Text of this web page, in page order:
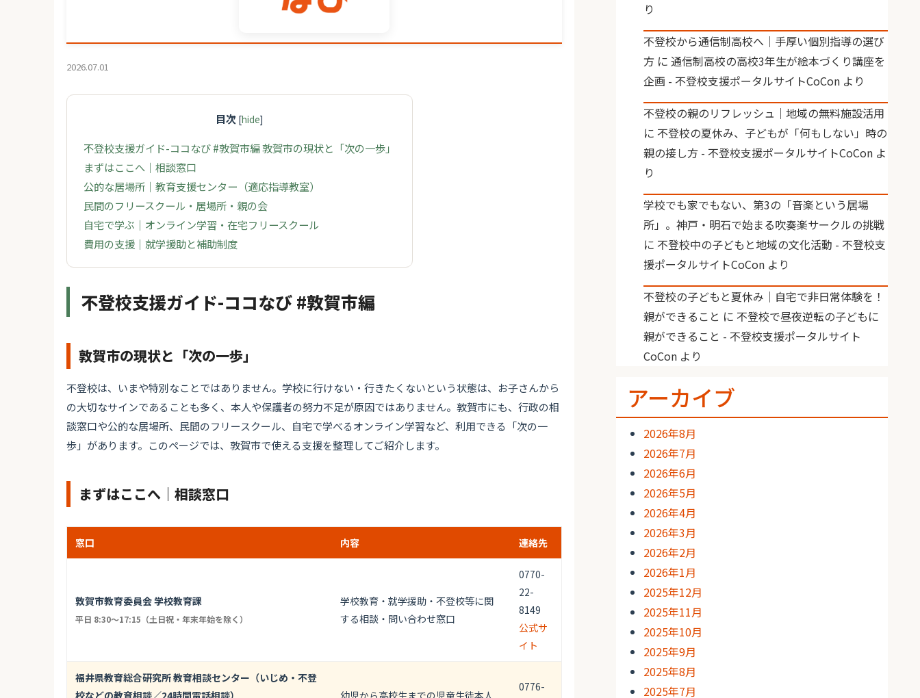
2026.07.01
目次 [hide]
不登校支援ガイド-ココなび #敦賀市編 敦賀市の現状と「次の一歩」
まずはここへ｜相談窓口
公的な居場所｜教育支援センター（適応指導教室）
民間のフリースクール・居場所・親の会
自宅で学ぶ｜オンライン学習・在宅フリースクール
費用の支援｜就学援助と補助制度
不登校支援ガイド-ココなび #敦賀市編
敦賀市の現状と「次の一歩」
不登校は、いまや特別なことではありません。学校に行けない・行きたくないという状態は、お子さんから
の大切なサインであることも多く、本人や保護者の努力不足が原因ではありません。敦賀市にも、行政の相
談窓口や公的な居場所、民間のフリースクール、自宅で学べるオンライン学習など、利用できる「次の一
歩」があります。このページでは、敦賀市で使える支援を整理してご紹介します。
まずはここへ｜相談窓口
窓口 内容 連絡先
敦賀市教育委員会 学校教育課
平日 8:30～17:15（土日祝・年末年始を除く）
学校教育・就学援助・不登校等に関
する相談・問い合わせ窓口
0770-
22-
8149
公式サ
イト
福井県教育総合研究所 教育相談センター（いじめ・不登
0776-
り
不登校から通信制高校へ｜手厚い個別指導の選び
方 に通信制高校の高校3年生が絵本づくり講座を
企画 - 不登校支援ポータルサイトCoCon より
不登校の親のリフレッシュ｜地域の無料施設活用
に 不登校の夏休み、子どもが「何もしない」時の
親の接し方 - 不登校支援ポータルサイトCoCon よ
り
学校でも家でもない、第3の「音楽という居場
所」。神戸・明石で始まる吹奏楽サークルの挑戦
に 不登校中の子どもと地域の文化活動 - 不登校支
援ポータルサイトCoCon より
不登校の子どもと夏休み｜自宅で非日常体験を！
親ができること に 不登校で昼夜逆転の子どもに
親ができること - 不登校支援ポータルサイト
CoCon より
アーカイブ
2026年8月
2026年7月
2026年6月
2026年5月
2026年4月
2026年3月
2026年2月
2026年1月
2025年12月
2025年11月
2025年10月
2025年9月
2025年8月
2025年7月